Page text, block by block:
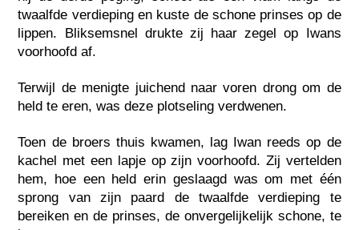
twaalfde verdieping en kuste de schone prinses op de
lippen. Bliksemsnel drukte zij haar zegel op Iwans
voorhoofd af.
Terwijl de menigte juichend naar voren drong om de
held te eren, was deze plotseling verdwenen.
Toen de broers thuis kwamen, lag Iwan reeds op de
kachel met een lapje op zijn voorhoofd. Zij vertelden
hem, hoe een held erin geslaagd was om met één
sprong van zijn paard de twaalfde verdieping te
bereiken en de prinses, de onvergelijkelijk schone, te